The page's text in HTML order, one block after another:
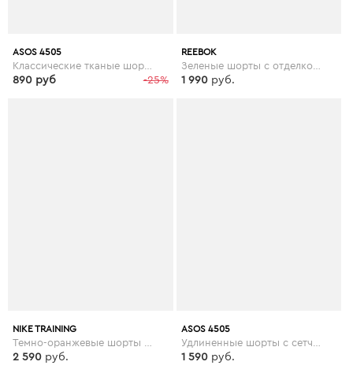
ASOS 4505
-25%
890 руб
REEBOK
Зеленые шорты с отделкой лентой Reebok Training - Зеленый
1 990 руб.
NIKE TRAINING
2 590 руб.
ASOS 4505
1 590 руб.